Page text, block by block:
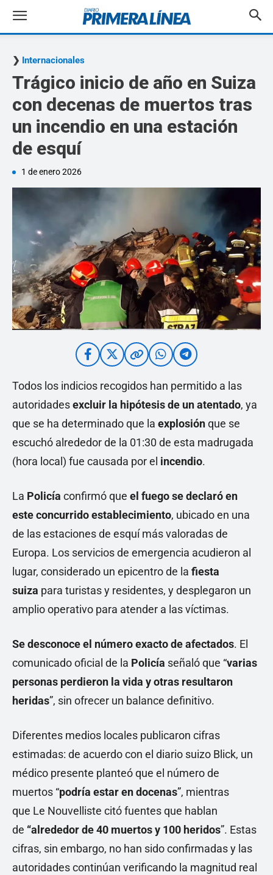
Internacionales
Trágico inicio de año en Suiza
con decenas de muertos tras
un incendio en una estación
de esquí
1 de enero 2026
Todos los indicios recogidos han permitido a las
autoridadesexcluir la hipótesis de un atentado, ya
que se ha determinado que la explosiónque se
escuchó alrededor de la 01:30 de esta madrugada
(hora local) fue causada por el incendio.
La Policía confirmó que el fuego se declaró en
este concurrido establecimiento, ubicado en una
de las estaciones de esquí más valoradas de
Europa. Los servicios de emergencia acudieron al
lugar, considerado un epicentro de la fiesta
suiza para turistas y residentes, y desplegaron un
amplio operativo para atender a las víctimas.
Se desconoce el número exacto de afectados. El
comunicado oficial de la Policía señaló que “varias
personas perdieron la vida y otras resultaron
heridas”, sin ofrecer un balance definitivo.
Diferentes medios locales publicaron cifras
estimadas: de acuerdo con el diario suizo Blick, un
médico presente planteó que el número de
muertos “podría estar en docenas”, mientras
que Le Nouvelliste citó fuentes que hablan
de “alrededor de 40 muertos y 100 heridos”. Estas
cifras, sin embargo, no han sido confirmadas y las
autoridades continúan verificando la magnitud real